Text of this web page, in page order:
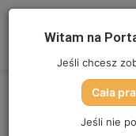
Menu
Witam na
Jeśli chcesz
Cała
Jeśli nie